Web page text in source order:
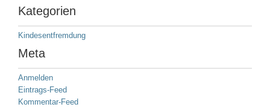
Kategorien
Kindesentfremdung
Meta
Anmelden
Eintrags-Feed
Kommentar-Feed